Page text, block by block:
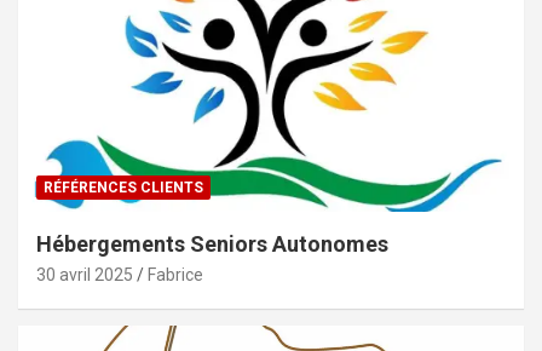
RÉFÉRENCES CLIENTS
Hébergements Seniors Autonomes
30 avril 2025 Fabrice